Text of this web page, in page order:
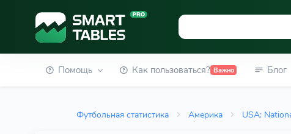
Помощь Как пользоваться? Важно Блог
Футбольная статистика Америка USA: